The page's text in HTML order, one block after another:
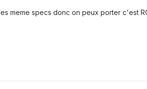
meme specs donc on peux porter c'est